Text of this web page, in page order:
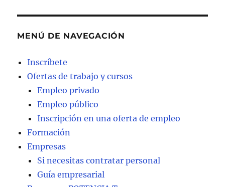
MENÚ DE NAVEGACIÓN
Inscríbete
Ofertas de trabajo y cursos
Empleo privado
Empleo público
Inscripción en una oferta de empleo
Formación
Empresas
Si necesitas contratar personal
Guía empresarial